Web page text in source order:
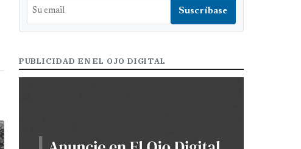
PUBLICIDAD EN EL OJO DIGITAL